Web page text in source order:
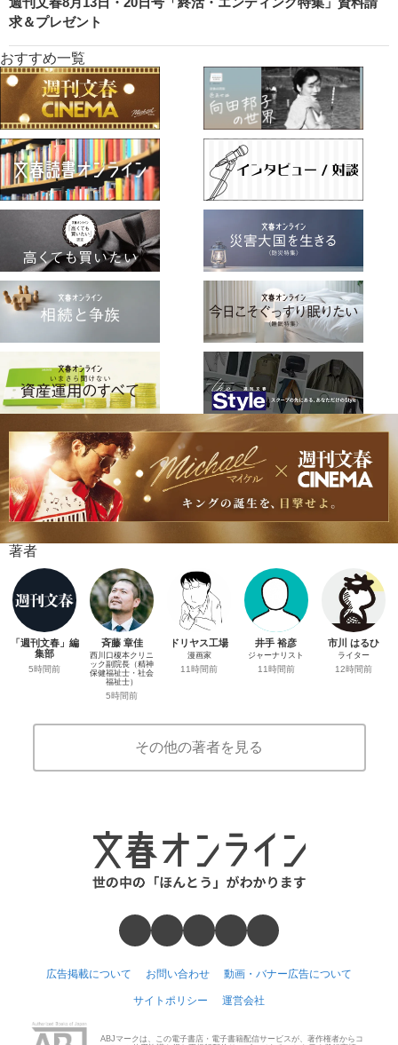
求＆プレゼント
おすすめ一覧
著者
「週刊文春」編
集部
5時間前
斉藤 章佳
西川口榎本クリニ
ック副院長（精神
保健福祉士・社会
福祉士）
5時間前
ドリヤス工場
漫画家
11時間前
井手 裕彦
ジャーナリスト
11時間前
市川 はるひ
ライター
12時間前
その他の著者を見る
広告掲載について お問い合わせ 動画・バナー広告について
サイトポリシー 運営会社
ABJマークは、この電子書店・電子書籍配信サービスが、著作権者からコ